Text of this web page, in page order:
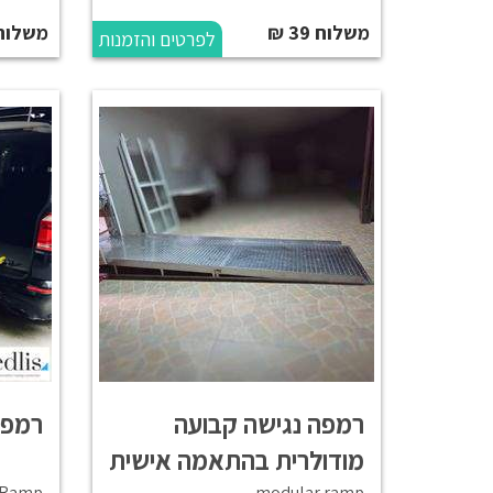
משלוח 39 ₪ לפרטים והזמנות משלוח
רמפה נגישה קבועה
מודולרית בהתאמה אישית